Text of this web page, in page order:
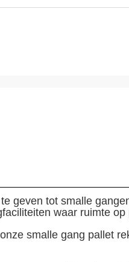
geven tot smalle
waar ruimte op
smalle gang pallet